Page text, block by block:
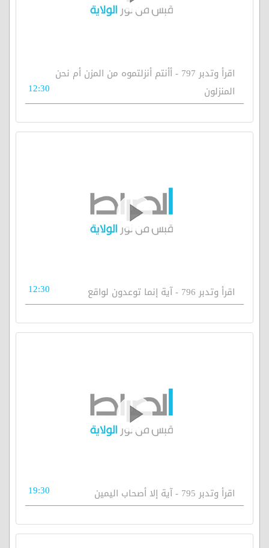
اقرأ وتدبر 797 - أأنتم أنزلتموه من المزن أم نحن
المنزلون
12:30
اقرأ وتدبر 796 - آية إنما توعدون لواقع 12:30
اقرأ وتدبر 795 - آية إلا أصحاب اليمين 19:30